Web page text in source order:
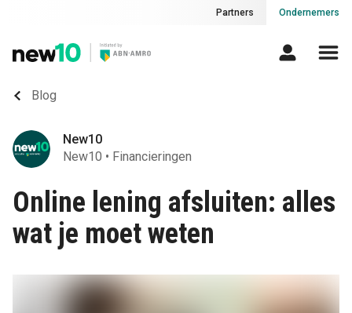
Partners Ondernemers
Blog
New10
New10 • Financieringen
Online lening afsluiten: alles
wat je moet weten